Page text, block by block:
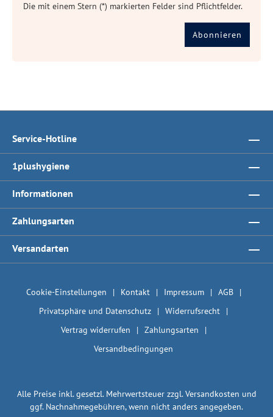
Die mit einem Stern (*) markierten Felder sind Pflichtfelder.
Abonnieren
Service-Hotline
1plushygiene
Informationen
Zahlungsarten
Versandarten
Cookie-Einstellungen Kontakt Impressum
AGB
Privatsphäre und Datenschutz
Widerrufsrecht
Vertrag widerrufen
Zahlungsarten
Versandbedingungen
Alle Preise inkl. gesetzl. Mehrwertsteuer zzgl.Versandkosten und
ggf. Nachnahmegebühren, wenn nicht anders angegeben.